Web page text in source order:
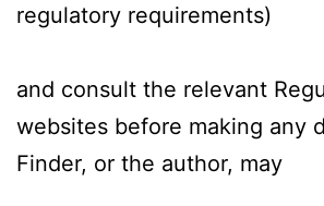
regulatory requirements)
and consult the relevant
websites before making any
Finder, or the author, may